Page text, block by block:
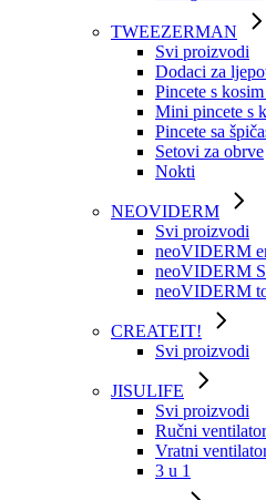
TWEEZERMAN
Svi proizvodi
Dodaci za
Pincete s
Mini pincete s
Pincete sa
Setovi za obrve
Nokti
NEOVIDERM
Svi proizvodi
neoVIDERM
neoVIDERM
neoVIDERM
CREATEIT!
Svi proizvodi
JISULIFE
Svi proizvodi
Ručni
Vratni
3 u 1